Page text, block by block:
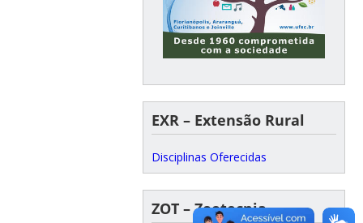
EXR – Extensão Rural
Disciplinas Oferecidas
ZOT – Zootecnia